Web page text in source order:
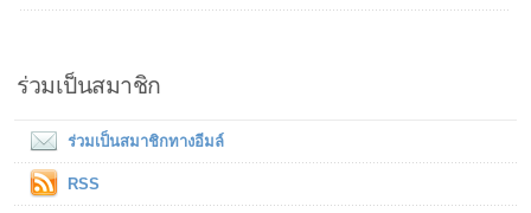
ร่วมเป็นสมาชิก
ร่วมเป็นสมาชิกทางอีมล์
RSS